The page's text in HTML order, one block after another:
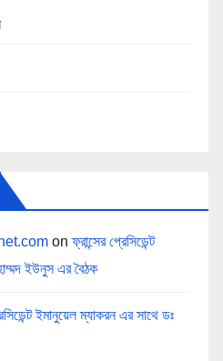
onফ্রান্সের প্রেসিডেন্ট
ইউনুস এর বৈঠক
ইমানুয়েল ম্যাকরন এর সাথে ডঃ